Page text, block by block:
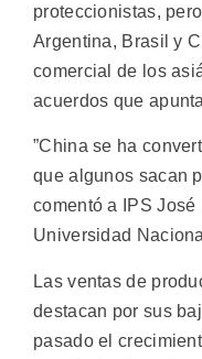
proteccionistas,
Argentina, Brasil y
comercial de los
acuerdos que
”China se ha
que algunos sacan
comentó a IPS
Universidad
Las ventas de
destacan por sus
pasado el